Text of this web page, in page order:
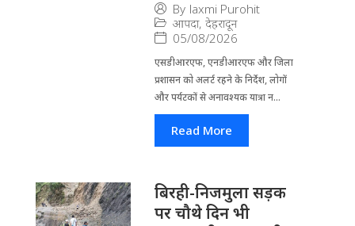
By laxmi Purohit
आपदा, देहरादून
05/08/2026
एसडीआरएफ, एनडीआरएफ और जिला
प्रशासन को अलर्ट रहने के निर्देश, लोगों
और पर्यटकों से अनावश्यक यात्रा न...
Read More
बिरही-निजमुला सड़क
पर चौथे दिन भी